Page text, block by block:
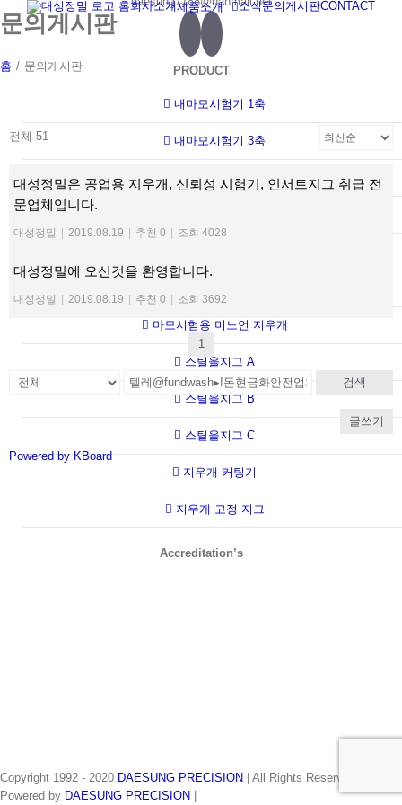
to
홈회사소개제품소개 소식문의게시판CONTACT
문의게시판
홈 / 문의게시판
전체 51
대성정밀은 공업용 지우개, 신뢰성 시험기, 인서트지그 취급 전
문업체입니다.
대성정밀 2019.08.19 추천 0 조회 4028
대성정밀에 오신것을 환영합니다.
대성정밀 2019.08.19 추천 0 조회 3692
1
검색
글쓰기
Powered by KBoard
PRODUCT
내마모시험기 1축
내마모시험기 3축
내마모시험기 5축
마모시험용 미노언 지우개
스틸울지그 A
스틸울지그 B
스틸울지그 C
지우개 커팅기
지우개 고정 지그
Accreditation’s
Copyright 1992 - 2020 DAESUNG PRECISION | All Rights Reserved |
Powered by DAESUNG PRECISION